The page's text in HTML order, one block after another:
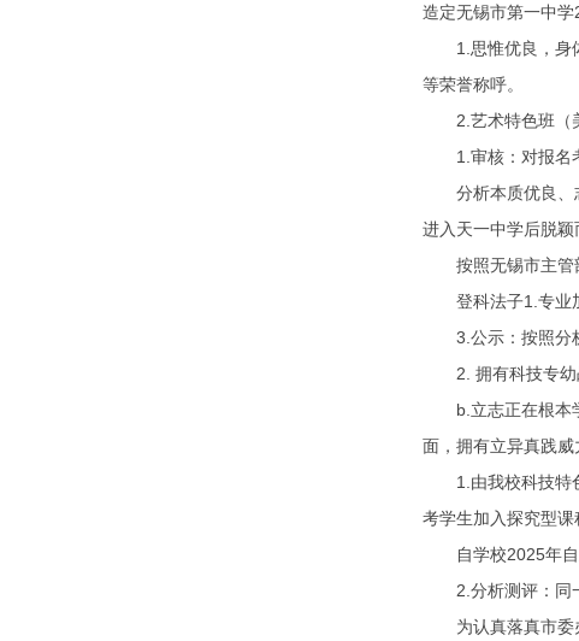
造定无锡市第一中学
1.思惟优良，身体
等荣誉称呼。
2.艺术特色班（美
1.审核：对报名考
分析本质优良、志
进入天一中学后脱颖
按照无锡市主管部
登科法子1.专业加
3.公示：按照分析
2. 拥有科技专幼战
b.立志正在根本学
面，拥有立异真践威
1.由我校科技特色
考学生加入探究型
自学校2025年自
2.分析测评：同一
为认真落真市委办